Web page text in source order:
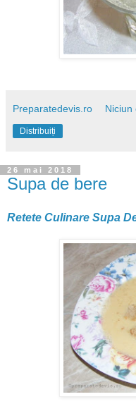
Preparatedevis.ro Niciun
Distribuiți
26 mai 2018
Supa de bere
Retete Culinare Supa